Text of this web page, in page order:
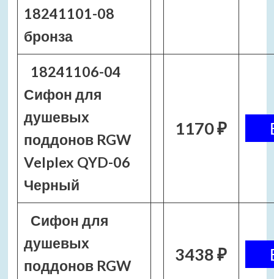
18241101-08
бронза
18241106-04
Сифон для
душевых
поддонов RGW
Velplex QYD-06
Черный
1170 ₽
Сифон для
душевых
поддонов RGW
3438 ₽